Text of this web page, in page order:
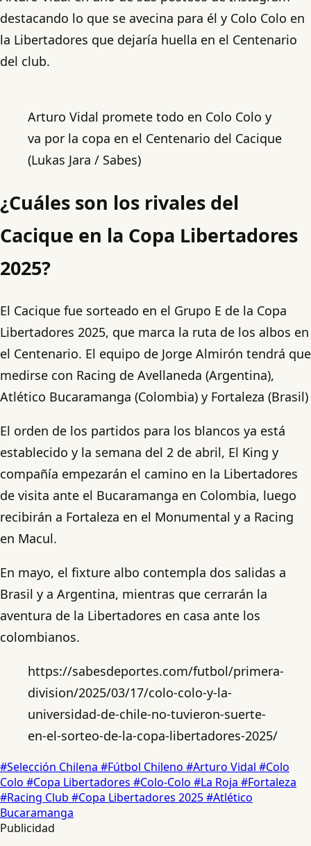
destacando lo que se avecina para él y Colo Colo en
la Libertadores que dejaría huella en el Centenario
del club.
Arturo Vidal promete todo en Colo Colo y
va por la copa en el Centenario del Cacique
(Lukas Jara / Sabes)
¿Cuáles son los rivales del
Cacique en la Copa Libertadores
2025?
El Cacique fue sorteado en el Grupo E de la Copa
Libertadores 2025, que marca la ruta de los albos en
el Centenario. El equipo de Jorge Almirón tendrá que
medirse con Racing de Avellaneda (Argentina),
Atlético Bucaramanga (Colombia) y Fortaleza (Brasil)
El orden de los partidos para los blancos ya está
establecido y la semana del 2 de abril, El King y
compañía empezarán el camino en la Libertadores
de visita ante el Bucaramanga en Colombia, luego
recibirán a Fortaleza en el Monumental y a Racing
en Macul.
En mayo, el fixture albo contempla dos salidas a
Brasil y a Argentina, mientras que cerrarán la
aventura de la Libertadores en casa ante los
colombianos.
https://sabesdeportes.com/futbol/primera-
division/2025/03/17/colo-colo-y-la-
universidad-de-chile-no-tuvieron-suerte-
en-el-sorteo-de-la-copa-libertadores-2025/
#Selección Chilena #Fútbol Chileno #Arturo Vidal #Colo
Colo #Copa Libertadores #Colo-Colo #La Roja #Fortaleza
#Racing Club #Copa Libertadores 2025#Atlético
Bucaramanga
Publicidad